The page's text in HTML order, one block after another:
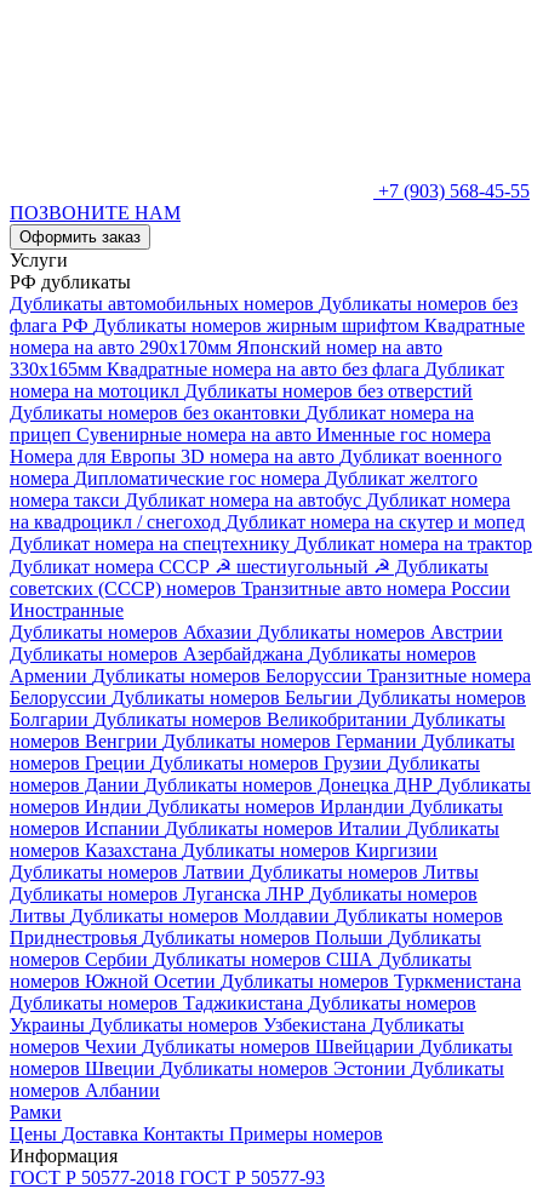
+7 (903) 568-45-55
ПОЗВОНИТЕ НАМ
Оформить заказ
Услуги
РФ дубликаты
Дубликаты автомобильных номеров Дубликаты номеров без
флага РФ Дубликаты номеров жирным шрифтом Квадратные
номера на авто 290х170мм Японский номер на авто
330х165мм Квадратные номера на авто без флага Дубликат
номера на мотоцикл Дубликаты номеров без отверстий
Дубликаты номеров без окантовки Дубликат номера на
прицеп Сувенирные номера на авто Именные гос номера
Номера для Европы 3D номера на авто Дубликат военного
номера Дипломатические гос номера Дубликат желтого
номера такси Дубликат номера на автобус Дубликат номера
на квадроцикл / снегоход Дубликат номера на скутер и мопед
Дубликат номера на спецтехнику Дубликат номера на трактор
Дубликат номера СССР ☭ шестиугольный ☭ Дубликаты
советских (СССР) номеров Транзитные авто номера России
Иностранные
Дубликаты номеров Абхазии Дубликаты номеров Австрии
Дубликаты номеров Азербайджана Дубликаты номеров
Армении Дубликаты номеров Белоруссии Транзитные номера
Белоруссии Дубликаты номеров Бельгии Дубликаты номеров
Болгарии Дубликаты номеров Великобритании Дубликаты
номеров Венгрии Дубликаты номеров Германии Дубликаты
номеров Греции Дубликаты номеров Грузии Дубликаты
номеров Дании Дубликаты номеров Донецка ДНР Дубликаты
номеров Индии Дубликаты номеров Ирландии Дубликаты
номеров Испании Дубликаты номеров Италии Дубликаты
номеров Казахстана Дубликаты номеров Киргизии
Дубликаты номеров Латвии Дубликаты номеров Литвы
Дубликаты номеров Луганска ЛНР Дубликаты номеров
Литвы Дубликаты номеров Молдавии Дубликаты номеров
Приднестровья Дубликаты номеров Польши Дубликаты
номеров Сербии Дубликаты номеров США Дубликаты
номеров Южной Осетии Дубликаты номеров Туркменистана
Дубликаты номеров Таджикистана Дубликаты номеров
Украины Дубликаты номеров Узбекистана Дубликаты
номеров Чехии Дубликаты номеров Швейцарии Дубликаты
номеров Швеции Дубликаты номеров Эстонии Дубликаты
номеров Албании
Рамки
Цены Доставка Контакты Примеры номеров
Информация
ГОСТ Р 50577-2018 ГОСТ Р 50577­-93